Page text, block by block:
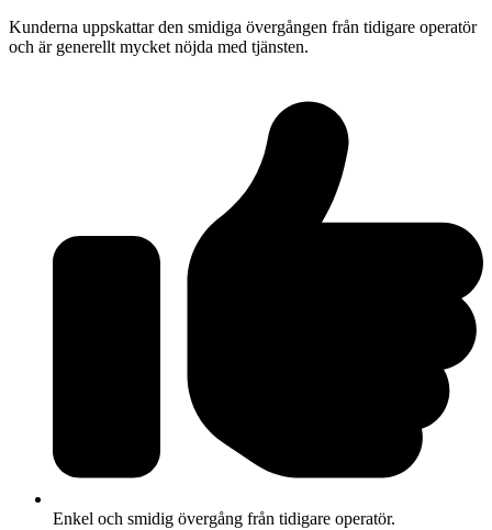
Kunderna uppskattar den smidiga övergången från tidigare operatör
och är generellt mycket nöjda med tjänsten.
Enkel och smidig övergång från tidigare operatör.